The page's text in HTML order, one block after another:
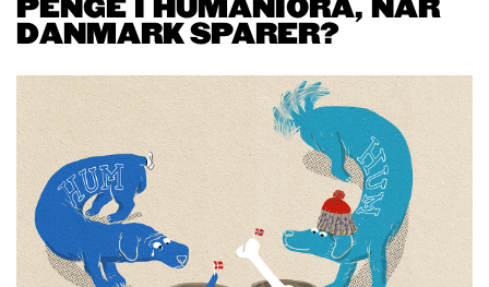
PENGE I HUMANIORA, NÅR
DANMARK SPARER?